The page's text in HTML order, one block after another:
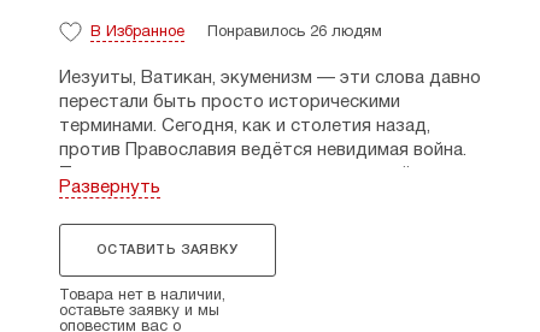
В Избранное Понравилось 26 людям
Иезуиты, Ватикан, экуменизм — эти слова давно
перестали быть просто историческими
терминами. Сегодня, как и столетия назад,
против Православия ведётся невидимая война.
и огня — католическая система богословского
образования, внедряемая в православную среду
под видом науки и прогресса. Западное
образование, на первый взгляд нейтральное,
на деле незаметно перестраивает сознание,
меняет духовные ориентиры и приводит к тому,
Развернуть
ОСТАВИТЬ ЗАЯВКУ
Товара нет в наличии,
оставьте заявку и мы
оповестим вас о